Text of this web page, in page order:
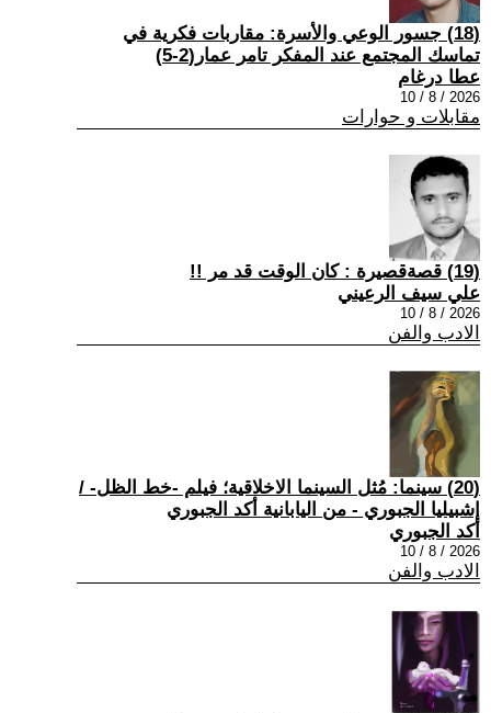
(18) جسور الوعي والأسرة: مقاربات فكرية في
تماسك المجتمع عند المفكر تامر عمار(2-5)
عطا درغام
2026 / 8 / 10
مقابلات و حوارات
(19) قصةقصيرة : كان الوقت قد مر !!
علي سيف الرعيني
2026 / 8 / 10
الادب والفن
(20) سينما: مُثل السينما الاخلاقية؛ فيلم -خط الظل- /
إشبيليا الجبوري - من اليابانية أكد الجبوري
أكد الجبوري
2026 / 8 / 10
الادب والفن